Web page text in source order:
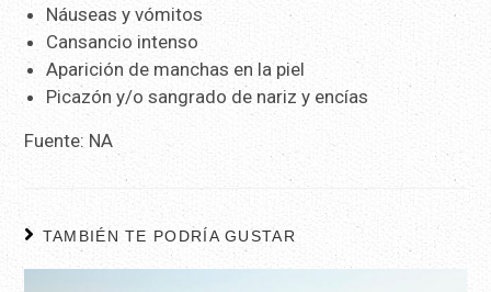
Náuseas y vómitos
Cansancio intenso
Aparición de manchas en la piel
Picazón y/o sangrado de nariz y encías
Fuente: NA
TAMBIÉN TE PODRÍA GUSTAR